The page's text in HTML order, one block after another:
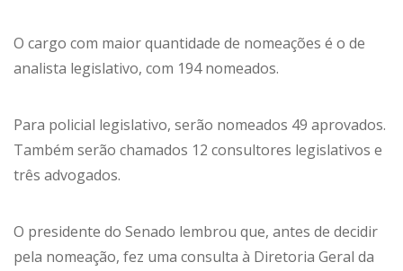
O cargo com maior quantidade de nomeações é o de
analista legislativo, com 194 nomeados.
Para policial legislativo, serão nomeados 49 aprovados.
Também serão chamados 12 consultores legislativos e
três advogados.
O presidente do Senado lembrou que, antes de decidir
pela nomeação, fez uma consulta à Diretoria Geral da